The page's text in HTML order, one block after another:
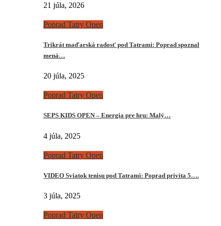
21 júla, 2026
Poprad Tatry Open
Trikrát maďarská radosť pod Tatrami: Poprad spoznal
mená…
20 júla, 2025
Poprad Tatry Open
SEPS KIDS OPEN – Energia pre hru: Malý…
4 júla, 2025
Poprad Tatry Open
VIDEO Sviatok tenisu pod Tatrami: Poprad privíta 5….
3 júla, 2025
Poprad Tatry Open